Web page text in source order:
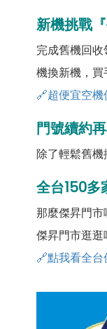
新機挑戰
完成舊機回
機換新機，買
🔗超便宜空機
門號續約
除了輕鬆舊
全台150多
那麼傑昇門
傑昇門市逛逛
🔗點我看全